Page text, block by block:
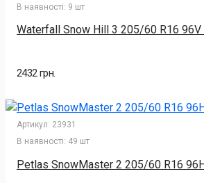
В наявності: 9 шт
Waterfall Snow Hill 3 205/60 R16 96V
2432 грн.
Артикул: 23931
В наявності: 49 шт
Petlas SnowMaster 2 205/60 R16